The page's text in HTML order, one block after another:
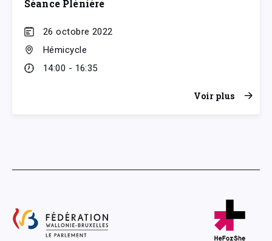
Séance Plénière
26 octobre 2022
Hémicycle
14:00 - 16:35
Voir plus